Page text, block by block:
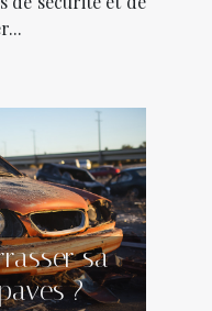
sa
?